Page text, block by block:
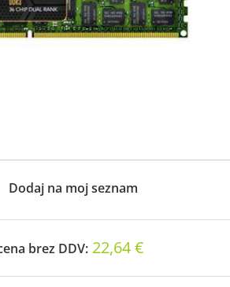
Dodaj na moj seznam
brez DDV: 22,64 €